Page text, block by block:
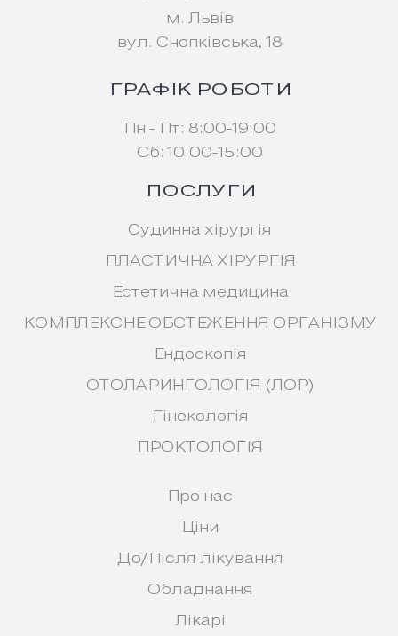
м. Львів
вул. Снопківська, 18
ГРАФІК РОБОТИ
Пн - Пт: 8:00-19:00
Сб: 10:00-15:00
ПОСЛУГИ
Судинна хірургія
ПЛАСТИЧНА ХІРУРГІЯ
Естетична медицина
КОМПЛЕКСНЕ ОБСТЕЖЕННЯ ОРГАНІЗМУ
Ендоскопія
ОТОЛАРИНГОЛОГІЯ (ЛОР)
Гінекологія
ПРОКТОЛОГІЯ
Про нас
Ціни
До/Після лікування
Обладнання
Лікарі